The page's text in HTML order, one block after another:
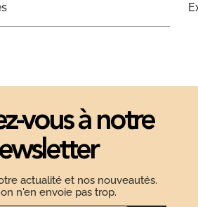
vous à notre
actualité et nos nouveautés.
n'en envoie pas trop.